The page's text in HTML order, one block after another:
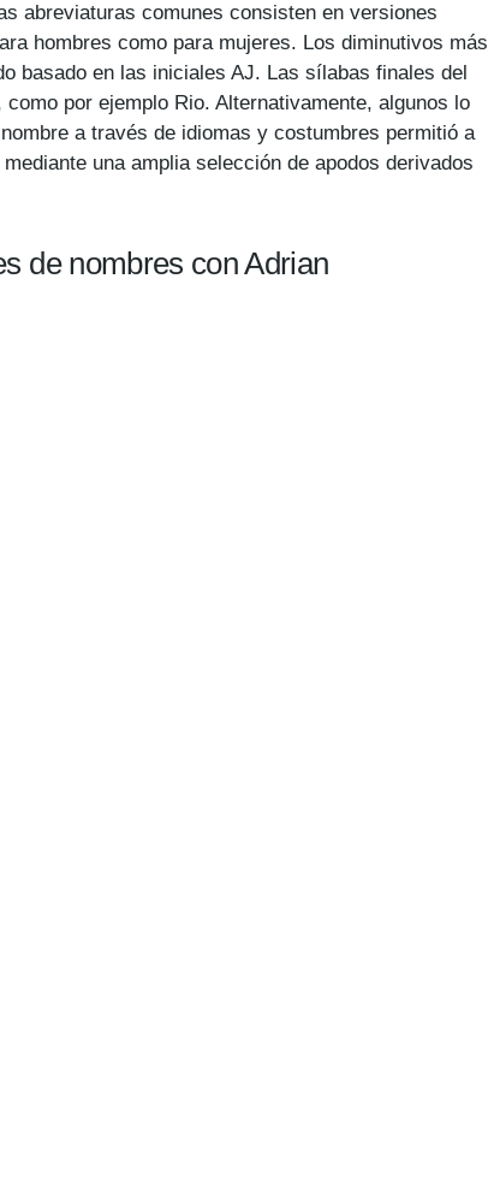
abreviaturas comunes consisten en versiones
hombres como para mujeres. Los diminutivos más
basado en las iniciales AJ. Las sílabas finales del
por ejemplo Rio. Alternativamente, algunos lo
a través de idiomas y costumbres permitió a
una amplia selección de apodos derivados
de nombres con Adrian